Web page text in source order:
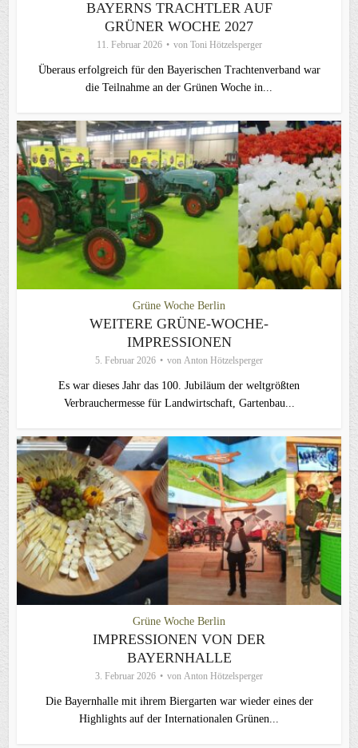
BAYERNS TRACHTLER AUF
GRÜNER WOCHE 2027
11. Februar 2026 von Toni Hötzelsperger
Überaus erfolgreich für den Bayerischen Trachtenverband war
die Teilnahme an der Grünen Woche in...
Grüne Woche Berlin
WEITERE GRÜNE-WOCHE-
IMPRESSIONEN
5. Februar 2026 von Anton Hötzelsperger
Es war dieses Jahr das 100. Jubiläum der weltgrößten
Verbrauchermesse für Landwirtschaft, Gartenbau...
Grüne Woche Berlin
IMPRESSIONEN VON DER
BAYERNHALLE
3. Februar 2026 von Anton Hötzelsperger
Die Bayernhalle mit ihrem Biergarten war wieder eines der
Highlights auf der Internationalen Grünen...